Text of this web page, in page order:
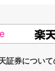
証券について